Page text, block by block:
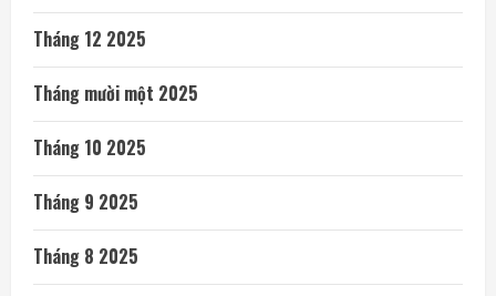
Tháng 12 2025
Tháng mười một 2025
Tháng 10 2025
Tháng 9 2025
Tháng 8 2025